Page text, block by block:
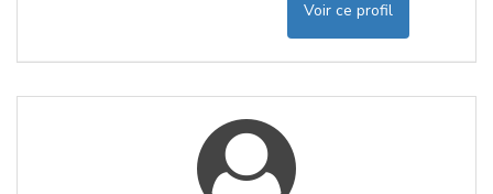
Voir ce profil